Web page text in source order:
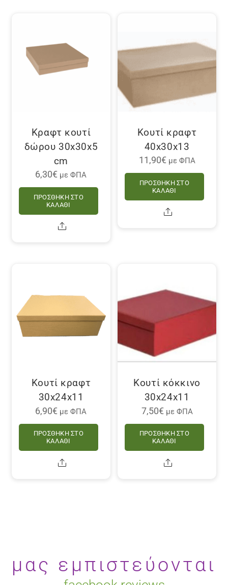
Κραφτ κουτί
δώρου 30x30x5
cm
6,30€ με ΦΠΑ
ΠΡΟΣΘΉΚΗ ΣΤΟ
ΚΑΛΆΘΙ
Share
Κουτί κραφτ
40x30x13
11,90€ με ΦΠΑ
ΠΡΟΣΘΉΚΗ ΣΤΟ
ΚΑΛΆΘΙ
Share
Κουτί κραφτ
30x24x11
6,90€ με ΦΠΑ
ΠΡΟΣΘΉΚΗ ΣΤΟ
ΚΑΛΆΘΙ
Share
Κουτί κόκκινο
30x24x11
7,50€ με ΦΠΑ
ΠΡΟΣΘΉΚΗ ΣΤΟ
ΚΑΛΆΘΙ
Share
μας εμπιστεύονται